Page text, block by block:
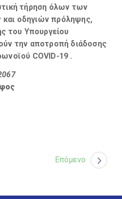
τήρηση όλων των
οδηγιών πρόληψης,
του Υπουργείου
την αποτροπή διάδοσης
COVID-19 .
Επόμενο